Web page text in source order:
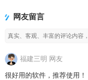
网友留言
福建三明 网友
很好用的软件，推荐使用！